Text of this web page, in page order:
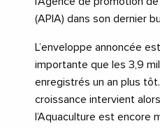
(APIA) dans son dernier
L’enveloppe annoncée
importante que les 3,9
enregistrés un an plus
croissance intervient
l’Aquaculture est encore